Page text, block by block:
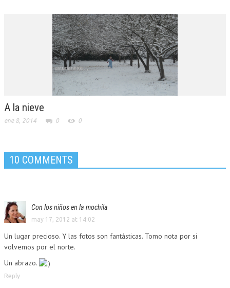
A la nieve
ene 8, 2014 0 0
10 COMMENTS
Con los niños en la mochila
may 17, 2012 at 14:02
Un lugar precioso. Y las fotos son fantásticas. Tomo nota por si
volvemos por el norte.
Un abrazo.
Reply